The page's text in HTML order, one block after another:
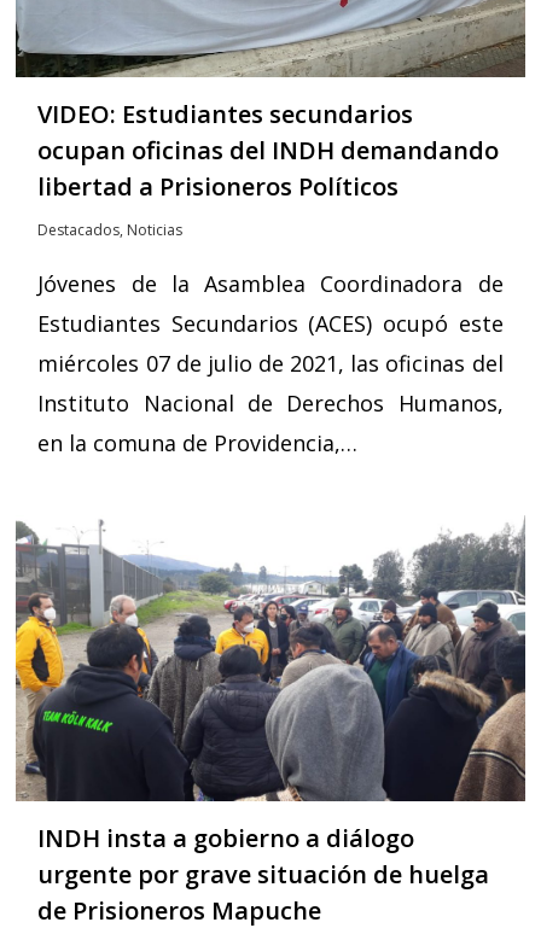
VIDEO: Estudiantes secundarios
ocupan oficinas del INDH demandando
libertad a Prisioneros Políticos
Destacados, Noticias
Jóvenes de la Asamblea Coordinadora de
Estudiantes Secundarios (ACES) ocupó este
miércoles 07 de julio de 2021, las oficinas del
Instituto Nacional de Derechos Humanos,
en la comuna de Providencia,…
INDH insta a gobierno a diálogo
urgente por grave situación de huelga
de Prisioneros Mapuche